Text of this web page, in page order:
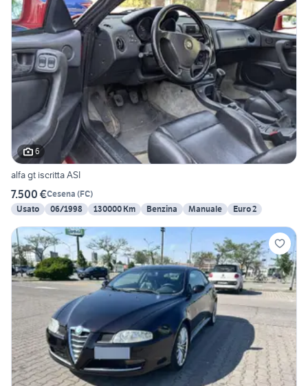
6
alfa gt iscritta ASI
7.500 €Cesena (FC)
Usato
06/1998 130000 Km Benzina Manuale Euro 2